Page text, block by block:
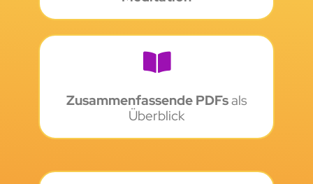
Zusammenfassende PDFsals
Überblick